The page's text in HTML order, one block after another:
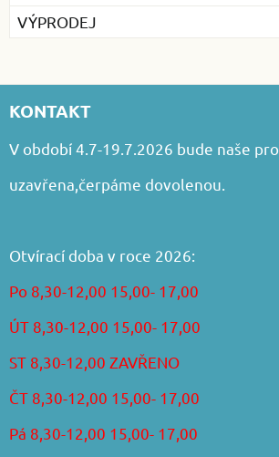
VÝPRODEJ
KONTAKT
V období 4.7-19.7.2026 bude naše
uzavřena,čerpáme dovolenou.
Otvírací doba v roce 2026:
Po 8,30-12,00 15,00- 17,00
ÚT 8,30-12,00 15,00- 17,00
ST 8,30-12,00 ZAVŘENO
ČT 8,30-12,00 15,00- 17,00
Pá 8,30-12,00 15,00- 17,00